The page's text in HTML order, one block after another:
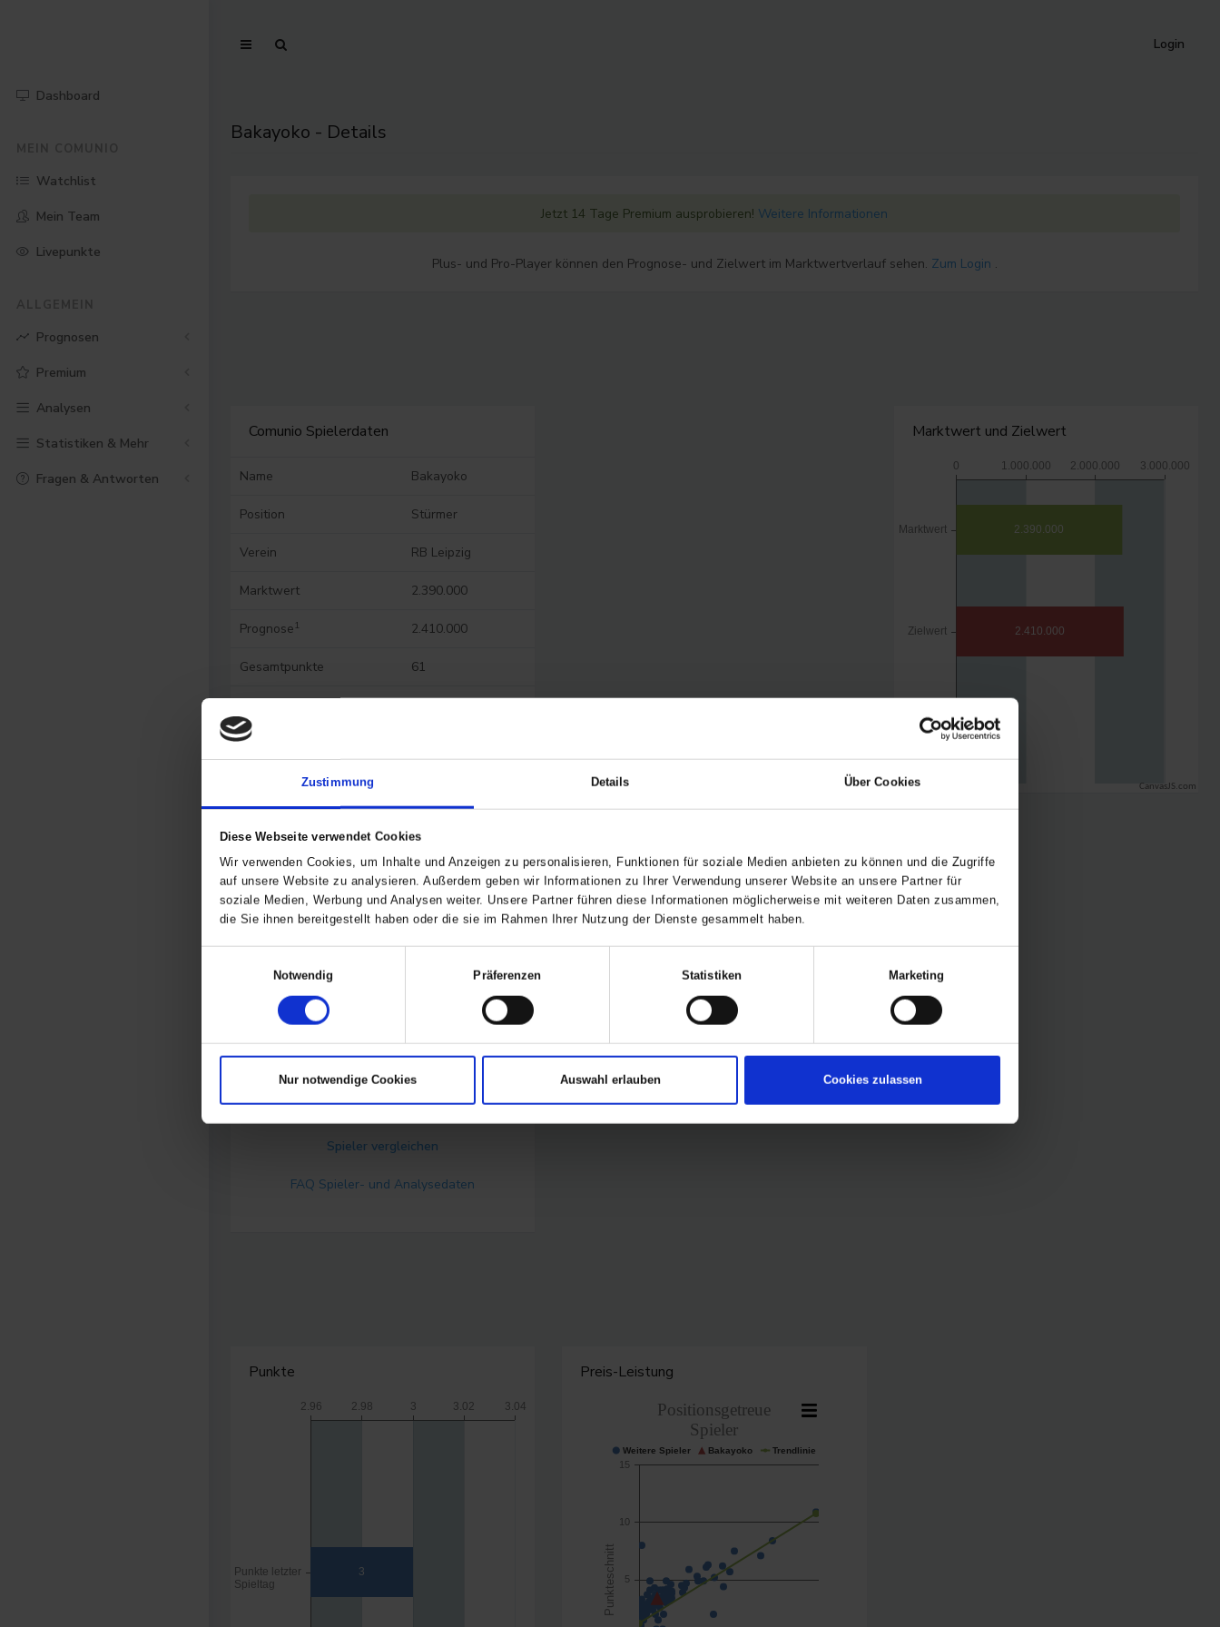
Zustimmung Details Über Cookies
Diese Webseite verwendet Cookies
Wir verwenden Cookies, um Inhalte und Anzeigen zu personalisieren, Funktionen für soziale Medien anbieten zu können und die Zugriffe
auf unsere Website zu analysieren. Außerdem geben wir Informationen zu Ihrer Verwendung unserer Website an unsere Partner für
soziale Medien, Werbung und Analysen weiter. Unsere Partner führen diese Informationen möglicherweise mit weiteren Daten zusammen,
die Sie ihnen bereitgestellt haben oder die sie im Rahmen Ihrer Nutzung der Dienste gesammelt haben.
Notwendig
Präferenzen Statistiken Marketing
Nur notwendige Cookies Auswahl erlauben Cookies zulassen
Dashboard
Watchlist
Mein Team
Livepunkte
Prognosen
Premium
Analysen
Statistiken & Mehr
Fragen & Antworten
Login
Bakayoko - Details
Jetzt 14 Tage Premium ausprobieren! Weitere Informationen
Plus- und Pro-Player können den Prognose- und Zielwert im Marktwertverlauf sehen. Zum Login .
Comunio Spielerdaten
Name Bakayoko
Position Stürmer
Verein RB Leipzig
Marktwert 2.390.000
Prognose 1 2.410.000
Gesamtpunkte 61
Historische
Punkteausbeute
Empfehlung Halten
Änderung (7 Tage) +510.000 / +27,1%
%
Änderung (3 Monate)
Bewertete Spiele 0
Verletzungsanfälligkeit Niedrig
Spieler vergleichen
FAQ Spieler- und Analysedaten
Marktwert und Zielwert
CanvasJS.com
Punkte Preis-Leistung